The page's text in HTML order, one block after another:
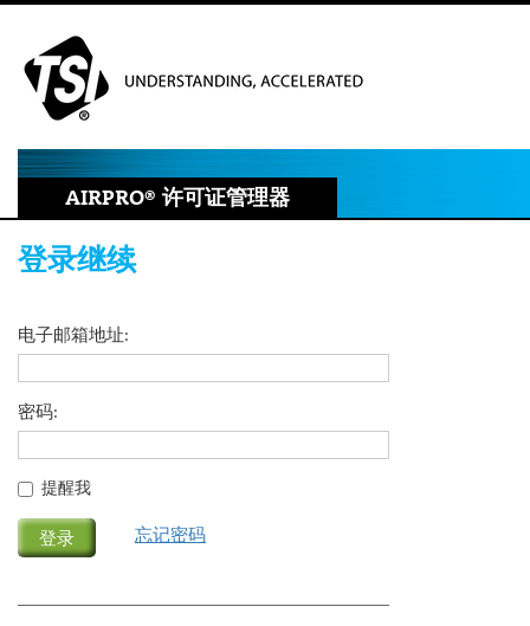
AIRPRO® 许可证管理器
登录继续
电子邮箱地址
密码
提醒我
忘记密码